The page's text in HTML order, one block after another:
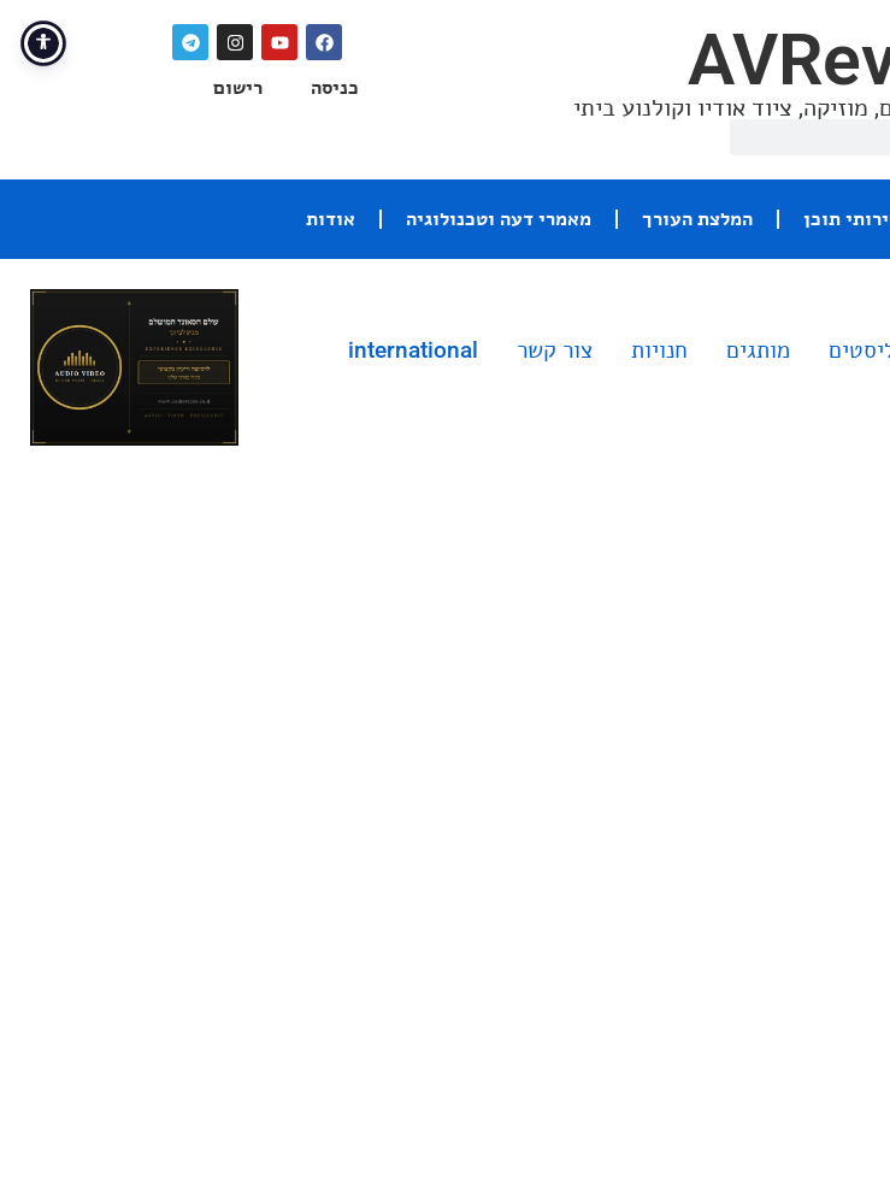
ציוד אודיו וקולנוע ביתי
כניסה רישום
תוכן המלצת העורך מאמרי דעה וטכנולוגיה אודות
מותגים חנויות צור קשר international